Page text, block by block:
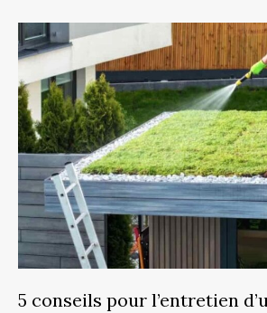
5 conseils pour l’entretien